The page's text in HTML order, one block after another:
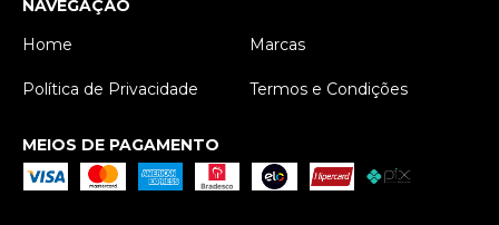
NAVEGAÇÃO
Home
Marcas
Política de Privacidade Termos e Condições
MEIOS DE PAGAMENTO